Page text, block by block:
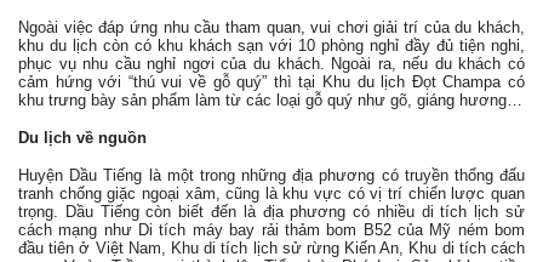
Ngoài việc đáp ứng nhu cầu tham quan, vui chơi giải trí của du khách,
khu du lịch còn có khu khách sạn với 10 phòng nghỉ đầy đủ tiện nghi,
phục vụ nhu cầu nghỉ ngơi của du khách. Ngoài ra, nếu du khách có
cảm hứng với “thú vui về gỗ quý” thì tại Khu du lịch Đọt Champa có
khu trưng bày sản phẩm làm từ các loại gỗ quý như gõ, giáng hương…
Du lịch về nguồn
Huyện Dầu Tiếng là một trong những địa phương có truyền thống đấu
tranh chống giặc ngoại xâm, cũng là khu vực có vị trí chiến lược quan
trọng. Dầu Tiếng còn biết đến là địa phương có nhiều di tích lịch sử
cách mạng như Di tích máy bay rải thảm bom B52 của Mỹ ném bom
đầu tiên ở Việt Nam, Khu di tích lịch sử rừng Kiến An, Khu di tích cách